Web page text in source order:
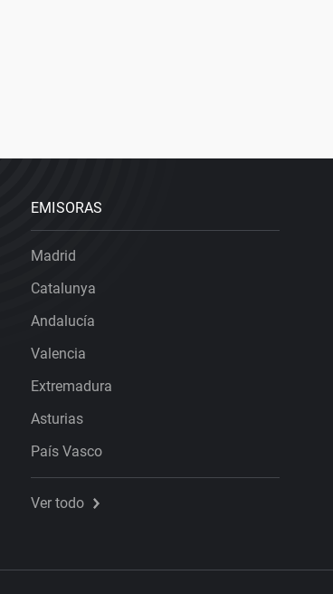
EMISORAS
Madrid
Catalunya
Andalucía
Valencia
Extremadura
Asturias
País Vasco
Ver todo